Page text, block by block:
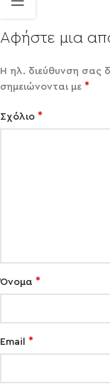
Αφήστε μια
Η ηλ. διεύθυνση σας
σημειώνονται με *
Σχόλιο *
Όνομα *
Email *